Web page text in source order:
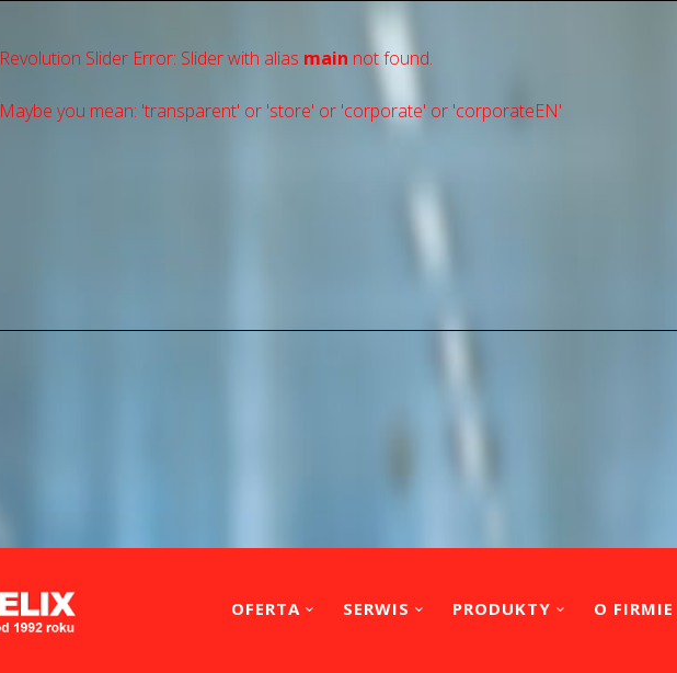
Revolution Slider Error: Slider with alias main not found.
Maybe you mean: 'transparent' or 'store' or 'сorporate' or 'corporateEN'
OFERTA SERWIS PRODUKTY O FIRMIE